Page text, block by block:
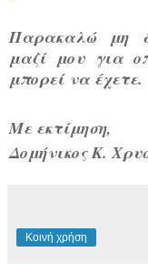
Παρακαλώ μη
μαζί μου για
μπορεί να έχετε.
Με εκτίμηση,
Δομήνικος Κ.
Κοινή χρήση